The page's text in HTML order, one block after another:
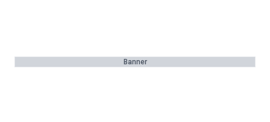
Banner